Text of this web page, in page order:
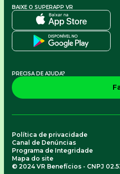
BAIXE O SUPERAPP VR
PRECISA DE AJUDA?
© 2024 VR Benefícios - CNPJ
Política de privacidade
Canal de Denúncias
Programa de Integridade
Mapa do site